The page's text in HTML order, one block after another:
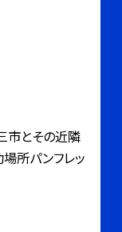
市とその近隣
所パンフレッ